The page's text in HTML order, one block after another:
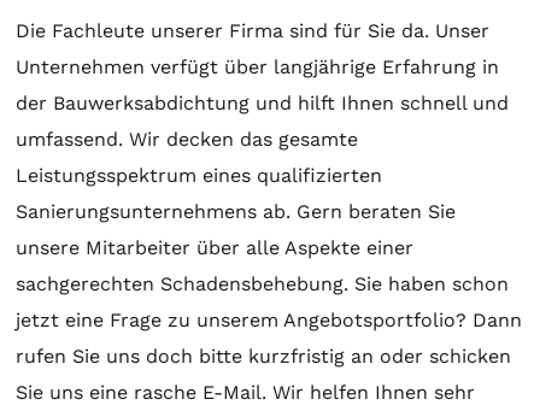
Die Fachleute unserer Firma sind für Sie da. Unser
Unternehmen verfügt über langjährige Erfahrung in
der Bauwerksabdichtung und hilft Ihnen schnell und
umfassend. Wir decken das gesamte
Leistungsspektrum eines qualifizierten
Sanierungsunternehmens ab. Gern beraten Sie
unsere Mitarbeiter über alle Aspekte einer
sachgerechten Schadensbehebung. Sie haben schon
jetzt eine Frage zu unserem Angebotsportfolio? Dann
rufen Sie uns doch bitte kurzfristig an oder schicken
Sie uns eine rasche E-Mail. Wir helfen Ihnen sehr